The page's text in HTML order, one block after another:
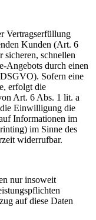
Vertragserfüllung
Kunden (Art. 6
schnellen
Angebots durch einen
Sofern eine
erfolgt die
Art. 6 Abs. 1 lit. a
Einwilligung die
Informationen im
im Sinne des
widerrufbar.
nur insoweit
auf diese Daten